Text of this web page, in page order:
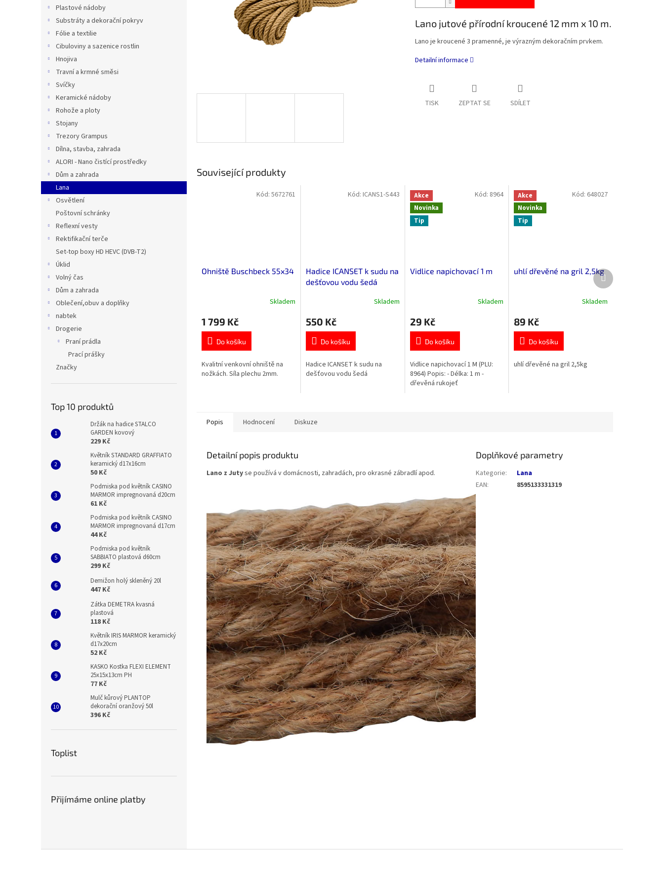
Plastové nádoby
Substráty a dekorační pokryv
Fólie a textilie
Cibuloviny a sazenice rostlin
Hnojiva
Travní a krmné směsi
Svíčky
Keramické nádoby
Rohože a ploty
Stojany
Trezory Grampus
Dílna, stavba, zahrada
ALORI - Nano čistící prostředky
Dům a zahrada
Lana
Osvětlení
Poštovní schránky
Reflexní vesty
Rektifikační terče
Set-top boxy HD HEVC (DVB-T2)
Úklid
Volný čas
Dům a zahrada
Oblečení,obuv a doplňky
nabtek
Drogerie
Praní prádla
Prací prášky
Značky
Top 10 produktů
Držák na hadice STALCO
GARDEN kovový
229 Kč
Květník STANDARD GRAFFIATO
keramický d17x16cm
50 Kč
Podmiska pod květník CASINO
MARMOR impregnovaná d20cm
61 Kč
Podmiska pod květník CASINO
MARMOR impregnovaná d17cm
44 Kč
Podmiska pod květník
SABBIATO plastová d60cm
299 Kč
Demižon holý skleněný 20l
447 Kč
Zátka DEMETRA kvasná
plastová
118 Kč
Květník IRIS MARMOR keramický
d17x20cm
52 Kč
KASKO Kostka FLEXI ELEMENT
25x15x13cm PH
77 Kč
Mulč kůrový PLANTOP
dekorační oranžový 50l
396 Kč
Toplist
Přijímáme online platby
Lano jutové přírodní kroucené 12 mm x 10 m.
Lano je kroucené 3 pramenné, je výrazným dekoračním prvkem.
Detailní informace
TISK ZEPTAT SE SDÍLET
Související produkty
Ohniště Buschbeck 55x34
Skladem
1 799 Kč
Do košíku
Kvalitní venkovní ohniště na
nožkách. Síla plechu 2mm.
Kód: 5672761
Hadice ICANSET k sudu na
dešťovou vodu šedá
Skladem
550 Kč
Do košíku
Hadice ICANSET k sudu na
dešťovou vodu šedá
Kód: ICANS1-S443
Akce
Novinka
Tip
Vidlice napichovací 1 m
Skladem
29 Kč
Do košíku
Vidlice napichovací 1 M (PLU:
8964) Popis: - Délka: 1 m -
dřevěná rukojeť
Kód: 8964
Akce
Novinka
Tip
uhlí dřevěné na gril 2,5kg
produktu
je
5,0
z
hvězdiček.
Skladem
89 Kč
Do košíku
uhlí dřevěné na gril 2,5kg
Kód: 648027
Další
produkt
Popis Hodnocení Diskuze
Detailní popis produktu
Lano z Jutyse používá v domácnosti, zahradách, pro okrasné zábradlí apod.
Doplňkové parametry
Kategorie:
Lana
EAN: 8595133331319